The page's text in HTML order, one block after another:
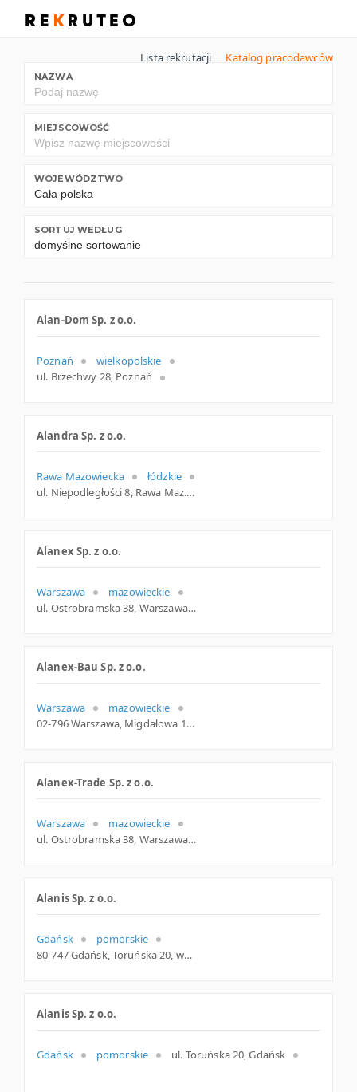
Lista rekrutacji Katalog pracodawców
NAZWA
MIEJSCOWOŚĆ
WOJEWÓDZTWO
SORTUJ WEDŁUG
Alan-Dom Sp. z o.o.
Poznań
wielkopolskie
ul. Brzechwy 28, Poznań
Alandra Sp. z o.o.
Rawa Mazowiecka
łódzkie
ul. Niepodległości 8, Rawa Maz.
Alanex Sp. z o.o.
Warszawa
mazowieckie
ul. Ostrobramska 38, Warszawa
Alanex-Bau Sp. z o.o.
Warszawa
mazowieckie
02-796 Warszawa, Migdałowa 10, woj. Mazowieckie, pow. Warszawa, gm. Warszawa
Alanex-Trade Sp. z o.o.
Warszawa
mazowieckie
ul. Ostrobramska 38, Warszawa
Alanis Sp. z o.o.
Gdańsk
pomorskie
80-747 Gdańsk, Toruńska 20, woj. Pomorskie, pow. Gdańsk, gm. Gdańsk
Alanis Sp. z o.o.
Gdańsk pomorskie ul. Toruńska 20, Gdańsk